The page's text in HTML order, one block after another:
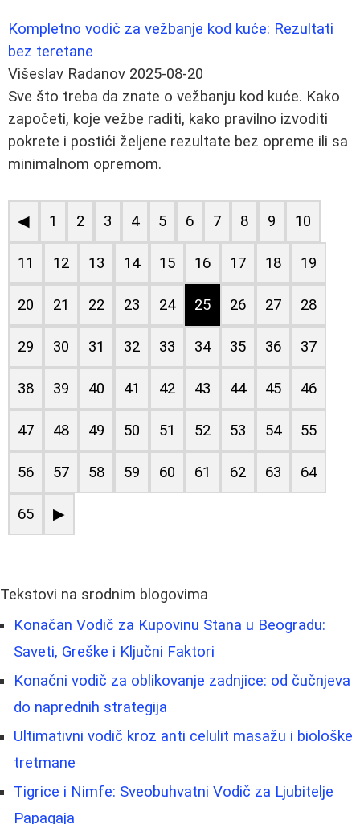
Kompletno vodič za vežbanje kod kuće: Rezultati
bez teretane
Višeslav Radanov 2025-08-20
Sve što treba da znate o vežbanju kod kuće. Kako
započeti, koje vežbe raditi, kako pravilno izvoditi
pokrete i postići željene rezultate bez opreme ili sa
minimalnom opremom.
◀ 1 2 3 4 5 6 7 8 9 10
11 12 13 14 15 16 17 18 19
20 21 22 23 24 25 26 27 28
29 30 31 32 33 34 35 36 37
38 39 40 41 42 43 44 45 46
47 48 49 50 51 52 53 54 55
56 57 58 59 60 61 62 63 64
65 ▶
Tekstovi na srodnim blogovima
Konačan Vodič za Kupovinu Stana u Beogradu:
Saveti, Greške i Ključni Faktori
Konačni vodič za oblikovanje zadnjice: od čučnjeva
do naprednih strategija
Ultimativni vodič kroz anti celulit masažu i biološke
tretmane
Tigrice i Nimfe: Sveobuhvatni Vodič za Ljubitelje
Papagaja